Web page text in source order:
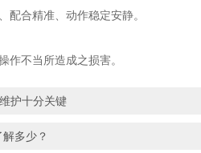
合精准、动作稳定安静。
不当所造成之损害。
护十分关键
多少？